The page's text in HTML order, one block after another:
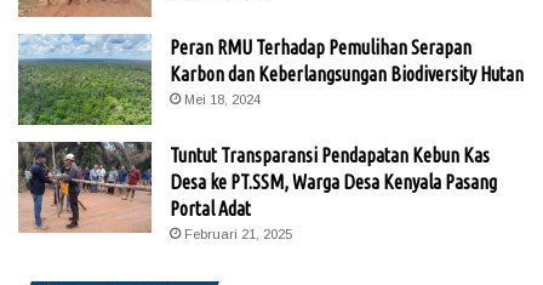
Peran RMU Terhadap Pemulihan Serapan
Karbon dan Keberlangsungan Biodiversity Hutan
Mei 18, 2024
Tuntut Transparansi Pendapatan Kebun Kas
Desa ke PT.SSM, Warga Desa Kenyala Pasang
Portal Adat
Februari 21, 2025